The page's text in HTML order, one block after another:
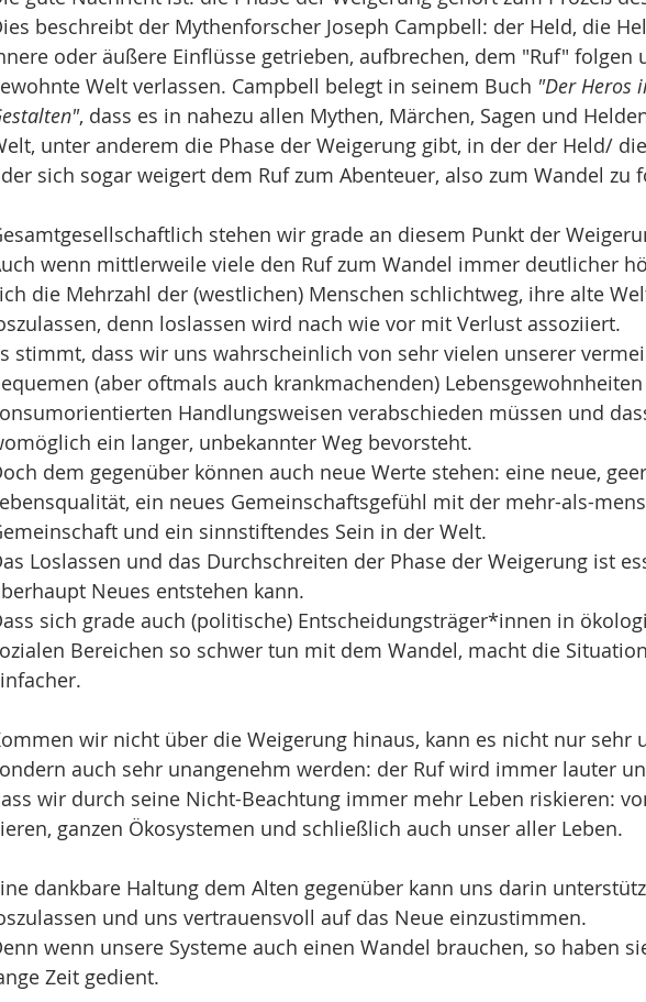
beschreibt der Mythenforscher Joseph Campbell: der Held, die
oder äußere Einflüsse getrieben, aufbrechen, dem "Ruf" folgen
Welt verlassen. Campbell belegt in seinem Buch "Der Heros
, dass es in nahezu allen Mythen, Märchen, Sagen und
unter anderem die Phase der Weigerung gibt, in der der Held/
sich sogar weigert dem Ruf zum Abenteuer, also zum Wandel zu
stehen wir grade an diesem Punkt der
wenn mittlerweile viele den Ruf zum Wandel immer deutlicher
die Mehrzahl der (westlichen) Menschen schlichtweg, ihre alte
denn loslassen wird nach wie vor mit Verlust assoziiert.
stimmt, dass wir uns wahrscheinlich von sehr vielen unserer
(aber oftmals auch krankmachenden)
Handlungsweisen verabschieden müssen und
ein langer, unbekannter Weg bevorsteht.
dem gegenüber können auch neue Werte stehen: eine neue,
ein neues Gemeinschaftsgefühl mit der mehr-als-
und ein sinnstiftendes Sein in der Welt.
Loslassen und das Durchschreiten der Phase der Weigerung ist
Neues entstehen kann.
sich grade auch (politische) Entscheidungsträger*innen in
Bereichen so schwer tun mit dem Wandel, macht die
wir nicht über die Weigerung hinaus, kann es nicht nur sehr
auch sehr unangenehm werden: der Ruf wird immer lauter
wir durch seine Nicht-Beachtung immer mehr Leben riskieren:
ganzen Ökosystemen und schließlich auch unser aller Leben.
dankbare Haltung dem Alten gegenüber kann uns darin
und uns vertrauensvoll auf das Neue einzustimmen.
wenn unsere Systeme auch einen Wandel brauchen, so haben
Zeit gedient.